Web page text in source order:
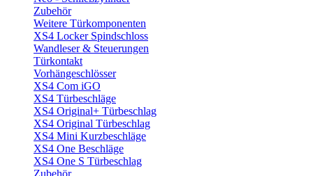
Zubehör
Weitere Türkomponenten
XS4 Locker Spindschloss
Wandleser & Steuerungen
Türkontakt
Vorhängeschlösser
XS4 Com iGO
XS4 Türbeschläge
XS4 Original+ Türbeschlag
XS4 Original Türbeschlag
XS4 Mini Kurzbeschläge
XS4 One Beschläge
XS4 One S Türbeschlag
Zubehör